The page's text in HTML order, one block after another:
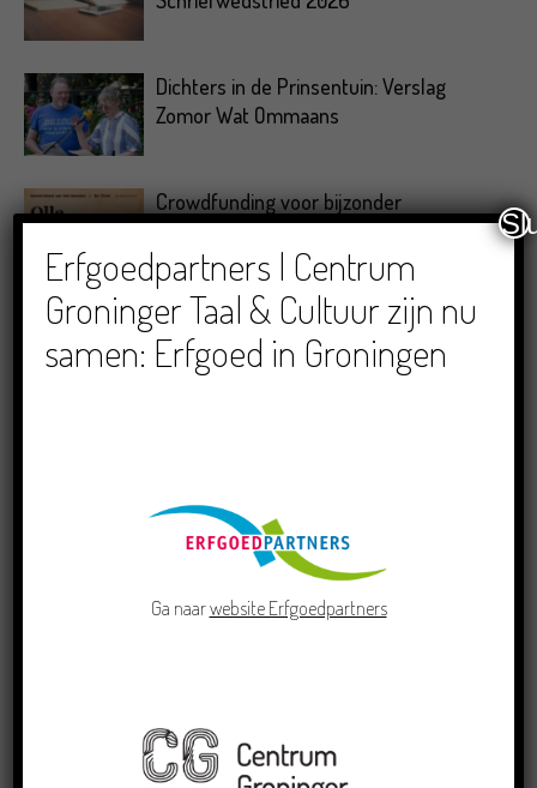
Dichters in de Prinsentuin: Verslag
Zomor Wat Ommaans
Crowdfunding voor bijzonder
kinderboek met Groningse liedjes en
verhalen
Erfgoedpartners | Centrum
Groninger Taal & Cultuur zijn nu
samen: Erfgoed in Groningen
Ga naarwebsite Erfgoedpartners